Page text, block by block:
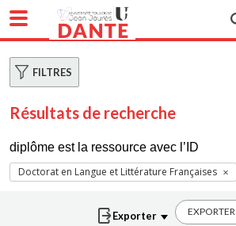
FILTRES
Résultats de recherche
diplôme est la ressource avec l’ID
Doctorat en Langue et Littérature Françaises
EXPORTER